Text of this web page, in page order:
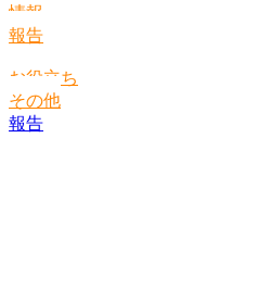
情報
報告
お役立ち
その他
報告